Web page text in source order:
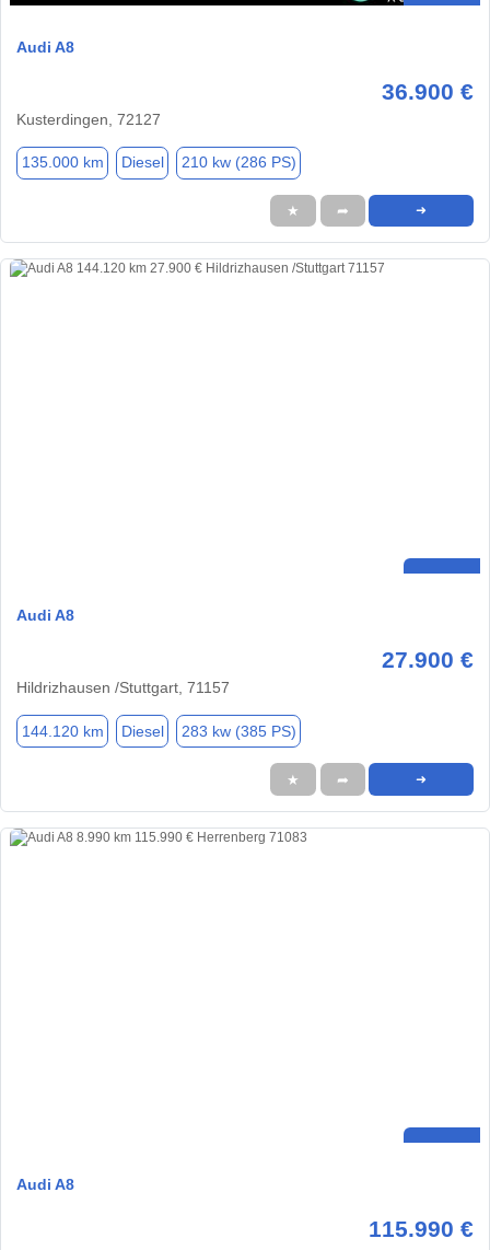
Audi A8
36.900 €
Kusterdingen, 72127
135.000 km Diesel 210 kw (286 PS)
★ ➦ ➜
Audi A8
27.900 €
Hildrizhausen /Stuttgart, 71157
144.120 km Diesel 283 kw (385 PS)
★ ➦ ➜
Audi A8
115.990 €